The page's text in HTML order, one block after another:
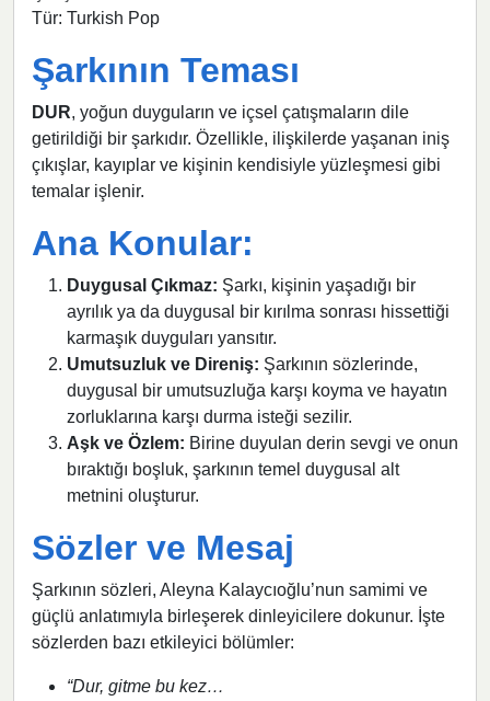
Tür: Turkish Pop
Şarkının Teması
DUR, yoğun duyguların ve içsel çatışmaların dile
getirildiği bir şarkıdır. Özellikle, ilişkilerde yaşanan iniş
çıkışlar, kayıplar ve kişinin kendisiyle yüzleşmesi gibi
temalar işlenir.
Ana Konular:
Duygusal Çıkmaz: Şarkı, kişinin yaşadığı bir
ayrılık ya da duygusal bir kırılma sonrası hissettiği
karmaşık duyguları yansıtır.
Umutsuzluk ve Direniş: Şarkının sözlerinde,
duygusal bir umutsuzluğa karşı koyma ve hayatın
zorluklarına karşı durma isteği sezilir.
Aşk ve Özlem: Birine duyulan derin sevgi ve onun
bıraktığı boşluk, şarkının temel duygusal alt
metnini oluşturur.
Sözler ve Mesaj
Şarkının sözleri, Aleyna Kalaycıoğlu’nun samimi ve
güçlü anlatımıyla birleşerek dinleyicilere dokunur. İşte
sözlerden bazı etkileyici bölümler:
“Dur, gitme bu kez…